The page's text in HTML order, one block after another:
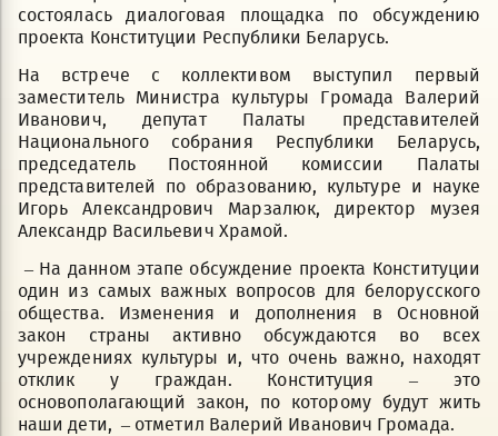
состоялась диалоговая площадка по обсуждению
проекта Конституции Республики Беларусь.
На встрече с коллективом выступил первый
заместитель Министра культуры Громада Валерий
Иванович, депутат Палаты представителей
Национального собрания Республики Беларусь,
председатель Постоянной комиссии Палаты
представителей по образованию, культуре и науке
Игорь Александрович Марзалюк, директор музея
Александр Васильевич Храмой.
– На данном этапе обсуждение проекта Конституции
один из самых важных вопросов для белорусского
общества. Изменения и дополнения в Основной
закон страны активно обсуждаются во всех
учреждениях культуры и, что очень важно, находят
отклик у граждан. Конституция – это
основополагающий закон, по которому будут жить
наши дети, – отметил Валерий Иванович Громада.